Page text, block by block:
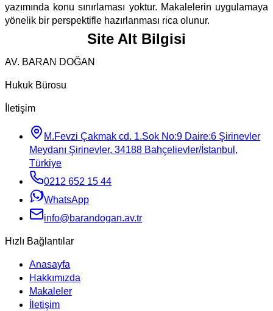
yazımında konu sınırlaması yoktur. Makalelerin uygulamaya
yönelik bir perspektifle hazırlanması rica olunur.
Site Alt Bilgisi
AV. BARAN DOĞAN
Hukuk Bürosu
İletişim
M.Fevzi Çakmak cd. 1.Sok No:9 Daire:6 Şirinevler
Meydanı Şirinevler, 34188 Bahçelievler/İstanbul,
Türkiye
0212 652 15 44
WhatsApp
info@barandogan.av.tr
Hızlı Bağlantılar
Anasayfa
Hakkımızda
Makaleler
İletişim